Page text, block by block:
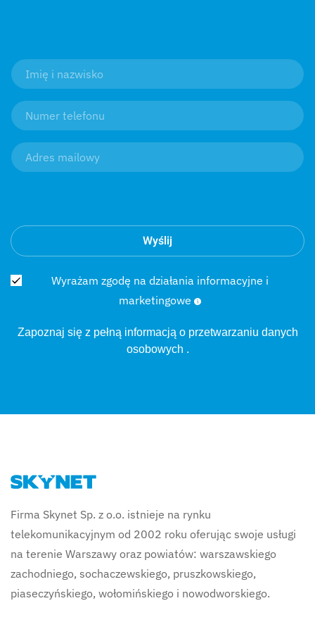
Wyślij
Wyrażam zgodę na działania informacyjne i
marketingowe
Zapoznaj się z pełną informacją o przetwarzaniu danych
osobowych .
Firma Skynet Sp. z o.o. istnieje na rynku
telekomunikacyjnym od 2002 roku oferując swoje usługi
na terenie Warszawy oraz powiatów: warszawskiego
zachodniego, sochaczewskiego, pruszkowskiego,
piaseczyńskiego, wołomińskiego i nowodworskiego.